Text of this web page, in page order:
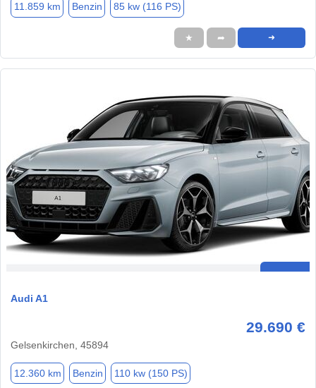
11.859 km Benzin 85 kw (116 PS)
★ ➦ ➜
Audi A1
29.690 €
Gelsenkirchen, 45894
12.360 km Benzin 110 kw (150 PS)